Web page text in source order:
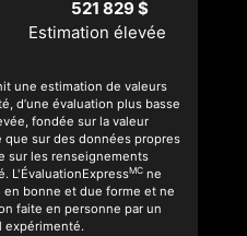
521 829 $
Estimation élevée
une estimation de valeurs
d’une évaluation plus basse
fondée sur la valeur
que sur des données propres
sur les renseignements
L'ÉvaluationExpressMCne
bonne et due forme et ne
faite en personne par un
expérimenté.